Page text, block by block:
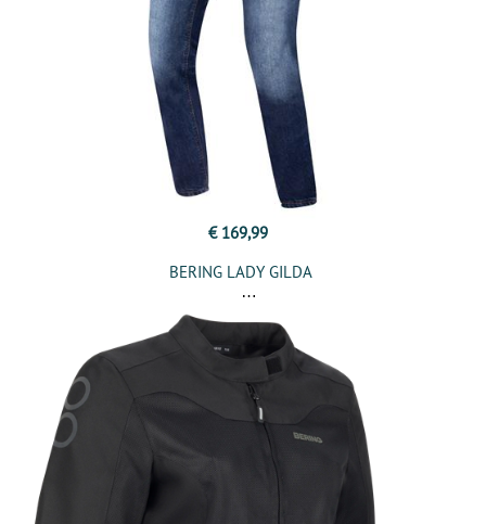
€ 169,99
BERING LADY GILDA